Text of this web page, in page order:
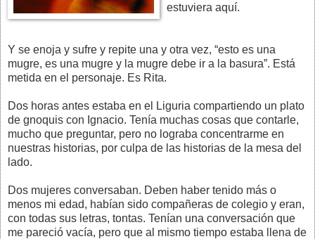
estuviera aquí.
Y se enoja y sufre y repite una y otra vez, “esto es una
mugre, es una mugre y la mugre debe ir a la basura”. Está
metida en el personaje. Es Rita.
Dos horas antes estaba en el Liguria compartiendo un plato
de gnoquis con Ignacio. Tenía muchas cosas que contarle,
mucho que preguntar, pero no lograba concentrarme en
nuestras historias, por culpa de las historias de la mesa del
lado.
Dos mujeres conversaban. Deben haber tenido más o
menos mi edad, habían sido compañeras de colegio y eran,
con todas sus letras, tontas. Tenían una conversación que
me pareció vacía, pero que al mismo tiempo estaba llena de